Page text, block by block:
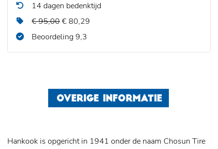
14 dagen bedenktijd
€ 95,00€ 80,29
Beoordeling 9,3
OVERIGE INFORMATIE
Hankook is opgericht in 1941 onder de naam Chosun Tire